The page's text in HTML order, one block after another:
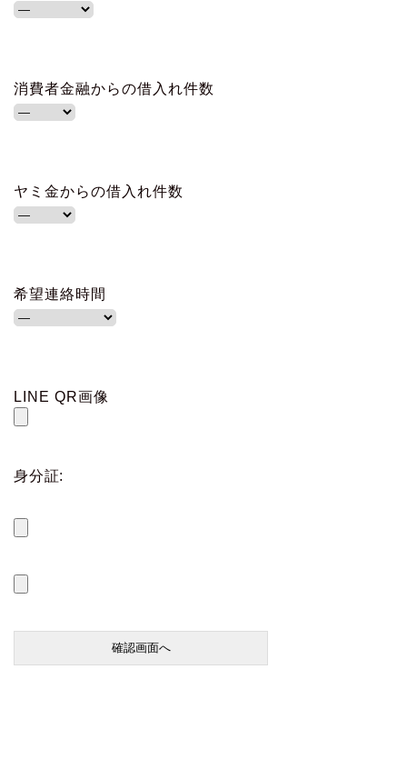
消費者金融からの借入れ件数
ヤミ金からの借入れ件数
希望連絡時間
LINE QR画像
身分証: